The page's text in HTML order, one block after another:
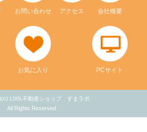
お問い合わせ アクセス 会社概要
お気に入り PCサイト
LIXIL不動産ショップ すまラボ
All Rights Reserved.